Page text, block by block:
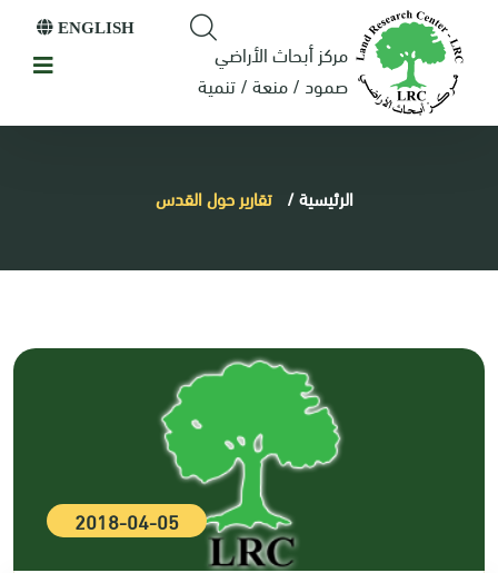
مركز أبحاث الأراضي
صمود / منعة / تنمية
ENGLISH
الرئيسية/ تقارير حول القدس
2018-04-05